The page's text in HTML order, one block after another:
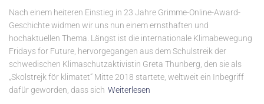
Nach einem heiteren Einstieg in 23 Jahre Grimme-Online-Award-
Geschichte widmen wir uns nun einem ernsthaften und
hochaktuellen Thema. Längst ist die internationale Klimabewegung
Fridays for Future, hervorgegangen aus dem Schulstreik der
schwedischen Klimaschutzaktivistin Greta Thunberg, den sie als
„Skolstrejk för klimatet“ Mitte 2018 startete, weltweit ein Inbegriff
dafür geworden, dass sich Weiterlesen